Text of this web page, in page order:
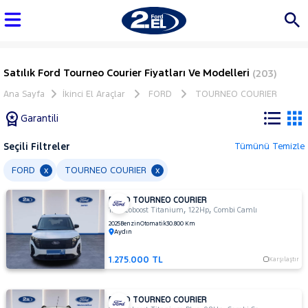
Satılık Ford Tourneo Courier Fiyatları Ve Modelleri (203)
Ana Sayfa İkinci El Araçlar FORD TOURNEO COURIER
Garantili
Tüm
Araçlar
AUDI
BMC
BMW
BYD
Seçili Filtreler Tümünü Temizle
FORD x TOURNEO COURIER x
FORD TOURNEO COURIER
1.0 Ecoboost Titanium,122Hp,Combi Camlı
2025BenzinOtomatik30.800 Km
Aydın
1.275.000 TL Karşılaştır
FORD TOURNEO COURIER